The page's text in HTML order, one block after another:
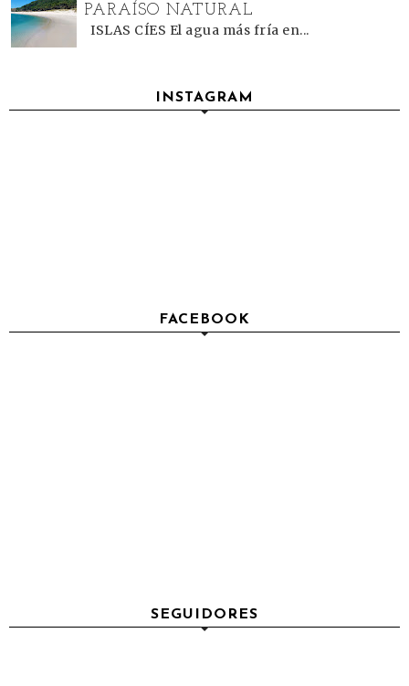
PARAÍSO NATURAL
ISLAS CÍES El agua más fría en...
INSTAGRAM
FACEBOOK
SEGUIDORES